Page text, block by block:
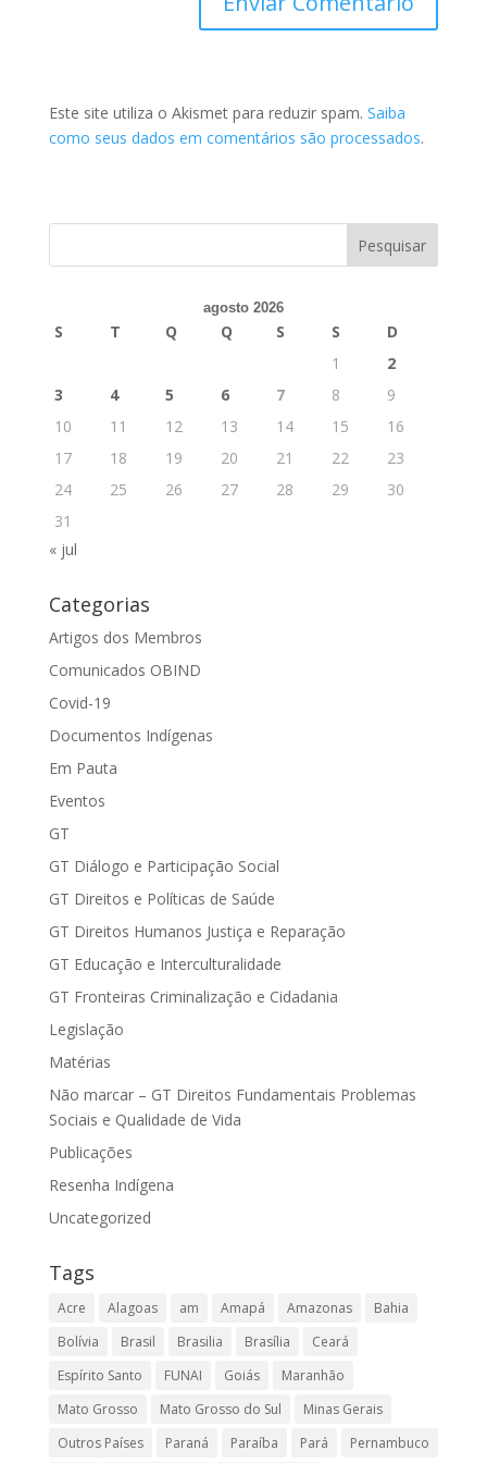
Este site utiliza o Akismet para reduzir spam. Saiba
como seus dados em comentários são processados.
agosto 2026
S T Q Q S S
D
1
2
3
4 5 6 7 8
9
10
11 12 13 14 15
16
17
18 19 20 21 22
23
24
25 26 27 28 29
30
31
« jul
Categorias
Artigos dos Membros
Comunicados OBIND
Covid-19
Documentos Indígenas
Em Pauta
Eventos
GT
GT Diálogo e Participação Social
GT Direitos e Políticas de Saúde
GT Direitos Humanos Justiça e Reparação
GT Educação e Interculturalidade
GT Fronteiras Criminalização e Cidadania
Legislação
Matérias
Não marcar – GT Direitos Fundamentais Problemas
Sociais e Qualidade de Vida
Publicações
Resenha Indígena
Uncategorized
Tags
Acre Alagoas am Amapá Amazonas
Bahia
Bolívia
Brasil Brasilia Brasília
Ceará
Espírito Santo
FUNAI Goiás
Maranhão
Mato Grosso
Mato Grosso do Sul
Minas Gerais
Outros Países
Paraná Paraíba Pará Pernambuco